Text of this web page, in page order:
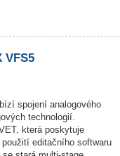
VFS5
spojení analogového
technologií.
která poskytuje
editačního softwaru